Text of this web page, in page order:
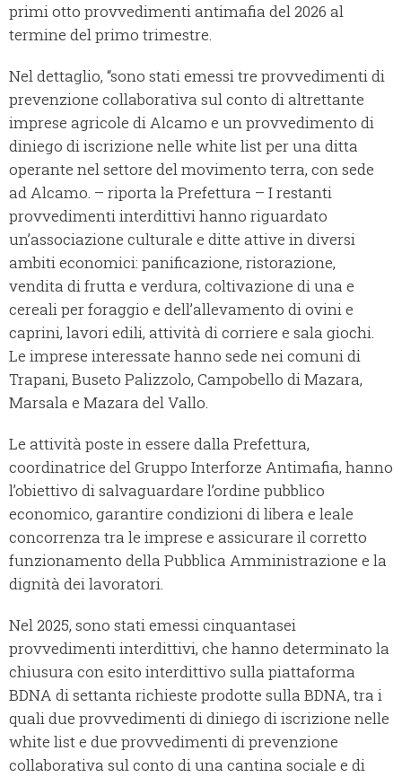
primi otto provvedimenti antimafia del 2026 al
termine del primo trimestre.
Nel dettaglio, “sono stati emessi tre provvedimenti di
prevenzione collaborativa sul conto di altrettante
imprese agricole di Alcamo e un provvedimento di
diniego di iscrizione nelle white list per una ditta
operante nel settore del movimento terra, con sede
ad Alcamo. – riporta la Prefettura – I restanti
provvedimenti interdittivi hanno riguardato
un’associazione culturale e ditte attive in diversi
ambiti economici: panificazione, ristorazione,
vendita di frutta e verdura, coltivazione di una e
cereali per foraggio e dell’allevamento di ovini e
caprini, lavori edili, attività di corriere e sala giochi.
Le imprese interessate hanno sede nei comuni di
Trapani, Buseto Palizzolo, Campobello di Mazara,
Marsala e Mazara del Vallo.
Le attività poste in essere dalla Prefettura,
coordinatrice del Gruppo Interforze Antimafia, hanno
l’obiettivo di salvaguardare l’ordine pubblico
economico, garantire condizioni di libera e leale
concorrenza tra le imprese e assicurare il corretto
funzionamento della Pubblica Amministrazione e la
dignità dei lavoratori.
Nel 2025, sono stati emessi cinquantasei
provvedimenti interdittivi, che hanno determinato la
chiusura con esito interdittivo sulla piattaforma
BDNA di settanta richieste prodotte sulla BDNA, tra i
quali due provvedimenti di diniego di iscrizione nelle
white list e due provvedimenti di prevenzione
collaborativa sul conto di una cantina sociale e di